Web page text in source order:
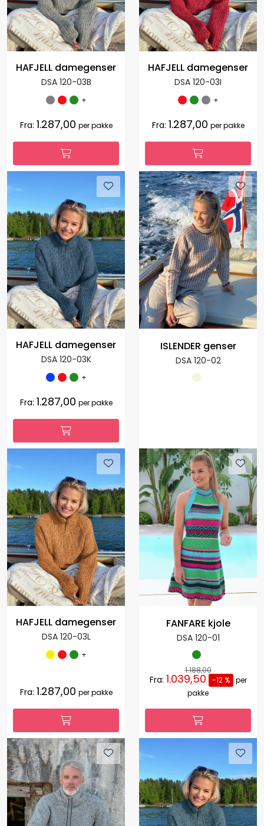
HAFJELL damegenser
DSA 120-03B
+
Fra: 1.287,00 per pakke
HAFJELL damegenser
DSA 120-03I
+
Fra: 1.287,00 per pakke
HAFJELL damegenser
DSA 120-03K
+
Fra: 1.287,00 per pakke
ISLENDER genser
DSA 120-02
HAFJELL damegenser
DSA 120-03L
+
Fra: 1.287,00 per pakke
FANFARE kjole
DSA 120-01
1.188,00
Fra: 1.039,50 -12 %
per
pakke